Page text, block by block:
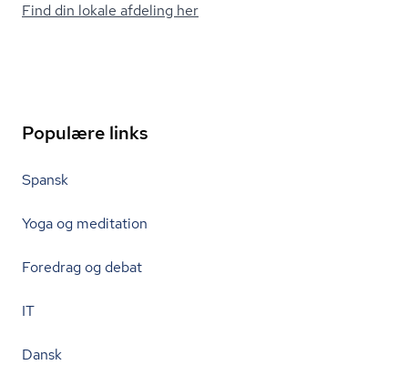
Find din lokale afdeling her
Populære links
Spansk
Yoga og meditation
Foredrag og debat
IT
Dansk